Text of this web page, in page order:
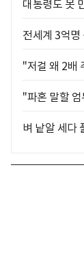
대통령도 못
전세계 3억
"저걸 왜 2배
"파혼 말할
벼 낱알 세다